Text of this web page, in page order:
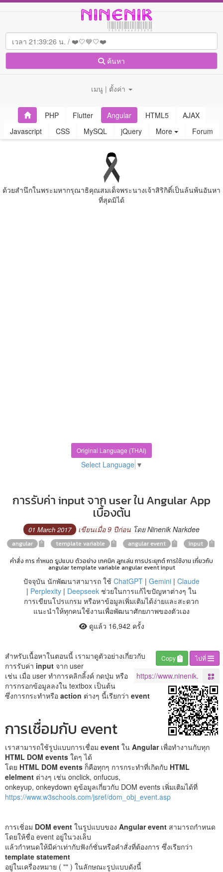
ค้นหา
เมนู | ตั้งค่า
PHP Flutter Angular HTML5
AJAX
Javascript
CSS MySQL jQuery More Forum
ด้วยสํานึกในพระมหากรุณาธิคุณสมเด็จพระนางเจ้าสิริกิติ์เป็นล้นพ้นอันหา
ที่สุดมิได้
Original Language (THAI)
Select Language ▼
การรับค่า input จาก user ใน Angular App
เบื้องต้น
01 March 2017 เขียนเมื่อ 9 ปีก่อน โดย Ninenik Narkdee
angular template variable angular event
input
คำสั่ง การ กำหนด รูปแบบ ตัวอย่าง เทคนิค ลูกเล่น การประยุกต์ การใช้งาน เกี่ยวกับ
angular template variable angular event input
ปัจจุบัน นักพัฒนาสามารถ ใช้ ChatGPT| Gemini| Claude
| Perplexity| Deepseekช่วยในการแก้ไขปัญหาต่างๆ ใน
การเขียนโปรแกรม หรือหาข้อมูลเพิ่มเติมได้ง่ายและสะดวก
แนะนำให้ทุกคนใช้งานเพื่อพัฒนาศักยภาพของตัวเอง
ดูแล้ว 16,942 ครั้ง
ไปที่
Copy
สำหรับเนื้อหาในตอนนี้ เรามาดูตัวอย่างเกี่ยวกับ
การรับค่า input จาก user
เช่น เมื่อ user ทำการคลิกลิ้งค์ กดปุ่ม หรือ
การกรอกข้อมูลลงใน textbox เป็นต้น
ซึ่งการกระทำหรือ action ต่างๆ นี้เรียกว่า event
การเชื่อมกับ event
เราสามารถใช้รูปแบบการเชื่อม event ใน Angularเพื่อทำงานกับทุก
HTML DOM events ใดๆ ได้
โดย HTML DOM events ก็คือทุกๆ การกระทำที่เกิดกับ HTML
elelment ต่างๆ เช่น onclick, onfucus,
onkeyup, onkeydown ดูข้อมูลเกี่ยวกับ DOM events เพิ่มเติมได้ที่
https://www.w3schools.com/jsref/dom_obj_event.asp
การเชิ่อม DOM event ในรูปแบบของ Angular event สามารถกำหนด
โดยให้ชื่อ event อยู่ในวงเล็บ
แล้วกำหนดให้มีค่าเท่ากับฟังก์ชั่นหรือคำสั่งที่ต้องการ ซึ่งเรียกว่า
template statement
อยู่ในเครื่องหมาย ( "" ) ในลักษณะรูปแบบดังนี้